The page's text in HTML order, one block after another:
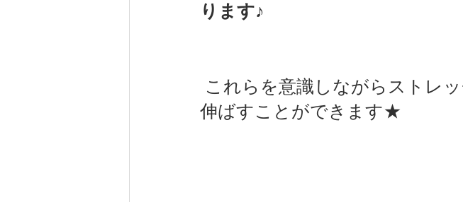
ります♪
伸ばすことができます★